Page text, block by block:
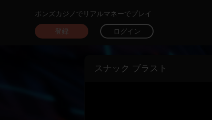
ボンズカジノでリアルマネーでプレイ
登録 ログイン
スナック ブラスト